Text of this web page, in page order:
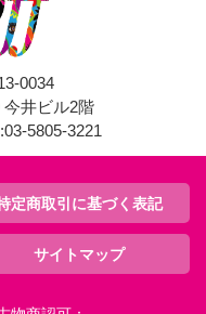
0034
井ビル2階
5805-3221
定商取引に基づく表記
サイトマップ